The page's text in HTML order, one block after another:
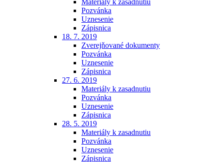
Materiály k zasadnutiu
Pozvánka
Uznesenie
Zápisnica
18. 7. 2019
Zverejňované dokumenty
Pozvánka
Uznesenie
Zápisnica
27. 6. 2019
Materiály k zasadnutiu
Pozvánka
Uznesenie
Zápisnica
28. 5. 2019
Materiály k zasadnutiu
Pozvánka
Uznesenie
Zápisnica